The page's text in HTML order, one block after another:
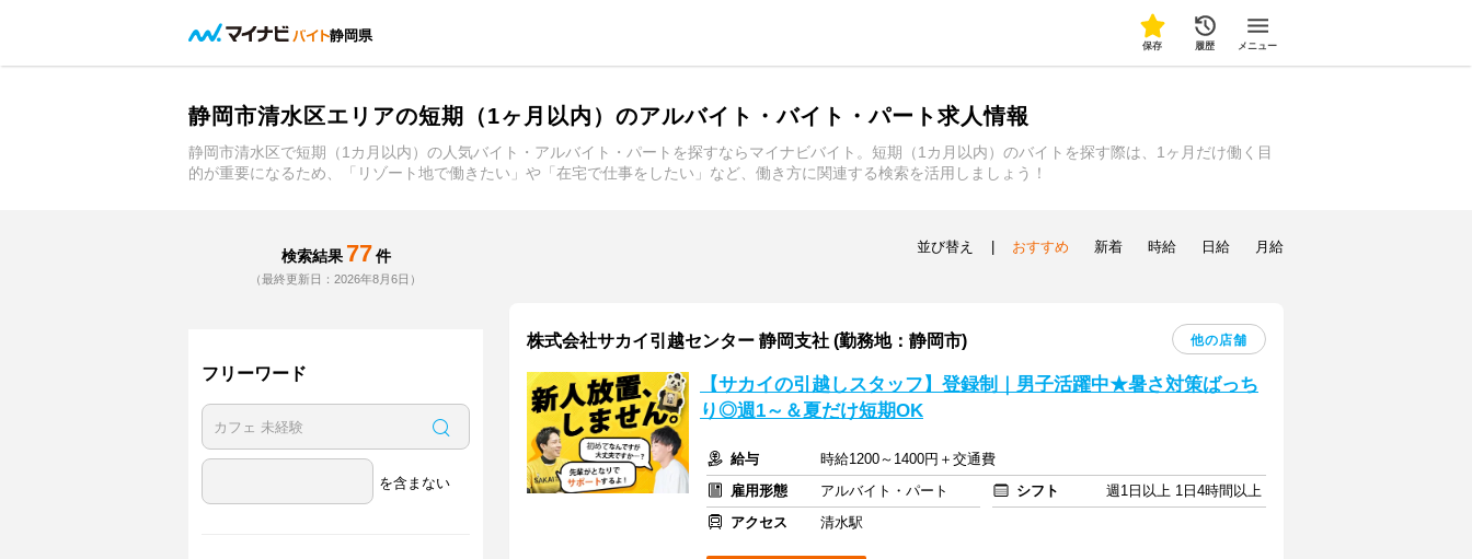
静岡県
保存 履歴 メニュー
静岡市清水区エリアの短期（1ヶ月以内）のアルバイト・バイト・パート求人情報
静岡市清水区で短期（1カ月以内）の人気バイト・アルバイト・パートを探すならマイナビバイト。短期（1カ月以内）のバイトを探す際は、1ヶ月だけ働く目
的が重要になるため、「リゾート地で働きたい」や「在宅で仕事をしたい」など、働き方に関連する検索を活用しましょう！
検索結果 77 件
（最終更新日：2026年8月6日）
フリーワード
を含まない
並び替え おすすめ 新着 時給 日給 月給
株式会社サカイ引越センター 静岡支社 (勤務地：静岡市) 他の店舗
【サカイの引越しスタッフ】登録制｜男子活躍中★暑さ対策ばっち
り◎週1～＆夏だけ短期OK
給与
時給1200～1400円＋交通費
雇用形態
アルバイト・パート シフト
週1日以上 1日4時間以上
アクセス
清水駅